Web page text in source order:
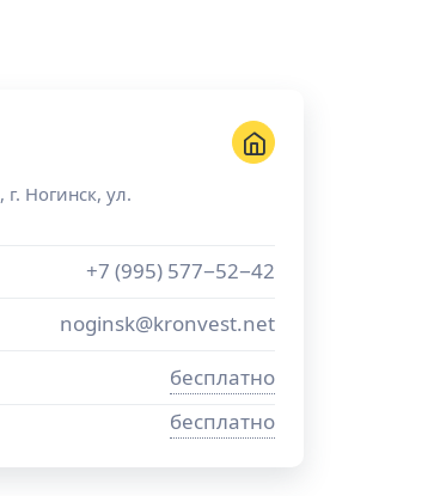
, г. Ногинск, ул.
+7 (995) 577−52−42
noginsk@kronvest.net
бесплатно
бесплатно